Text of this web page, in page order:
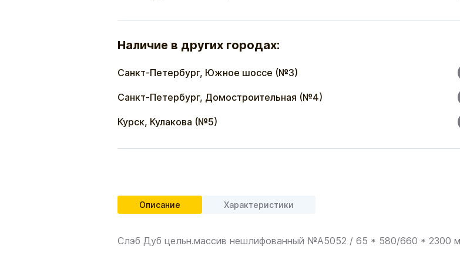
Наличие в других городах:
Санкт-Петербург, Южное шоссе (№3)
Санкт-Петербург, Домостроительная (№4)
Курск, Кулакова (№5)
Описание Характеристики
Слэб Дуб цельн.массив нешлифованный №A5052 / 65 * 580/660 * 2300